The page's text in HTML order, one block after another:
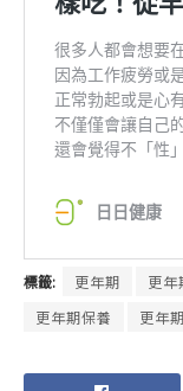
標籤: 更年期 更年
更年期保養
更年